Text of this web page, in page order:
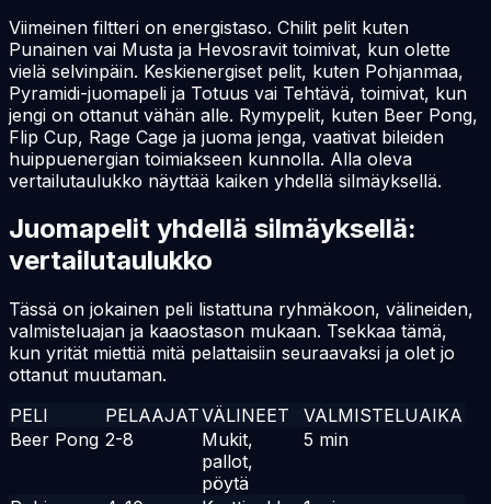
Viimeinen filtteri on energistaso. Chilit pelit kuten
Punainen vai Musta ja Hevosravit toimivat, kun olette
vielä selvinpäin. Keskienergiset pelit, kuten Pohjanmaa,
Pyramidi-juomapeli ja Totuus vai Tehtävä, toimivat, kun
jengi on ottanut vähän alle. Rymypelit, kuten Beer Pong,
Flip Cup, Rage Cage ja juoma jenga, vaativat bileiden
huippuenergian toimiakseen kunnolla. Alla oleva
vertailutaulukko näyttää kaiken yhdellä silmäyksellä.
Juomapelit yhdellä silmäyksellä:
vertailutaulukko
Tässä on jokainen peli listattuna ryhmäkoon, välineiden,
valmisteluajan ja kaaostason mukaan. Tsekkaa tämä,
kun yrität miettiä mitä pelattaisiin seuraavaksi ja olet jo
ottanut muutaman.
PELI
PELAAJATVÄLINEET VALMISTELUAIKA
Beer Pong 2-8
Mukit,
pallot,
pöytä
5 min